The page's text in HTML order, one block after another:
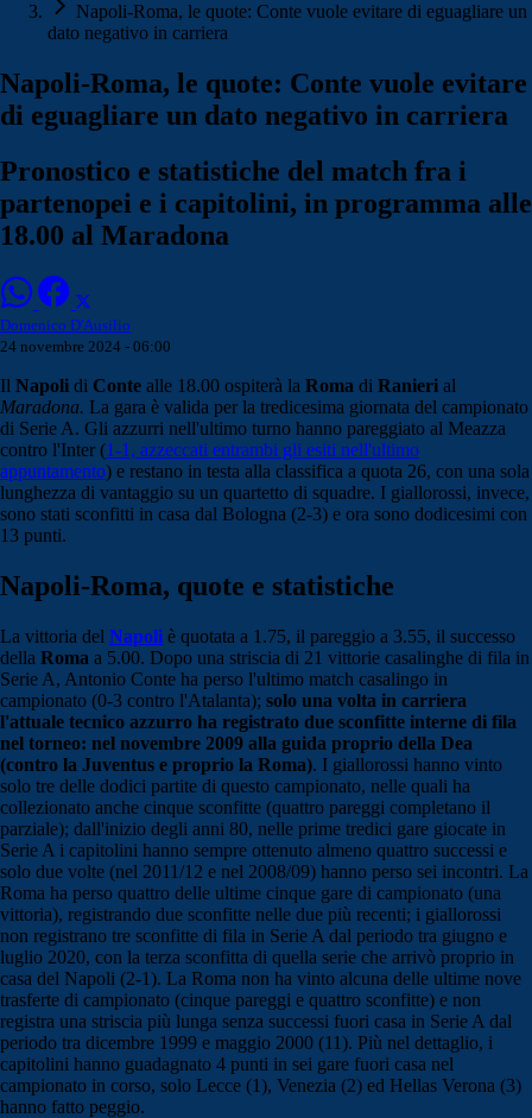
Napoli-Roma, le quote: Conte vuole evitare di eguagliare un
dato negativo in carriera
Napoli-Roma, le quote: Conte vuole evitare
di eguagliare un dato negativo in carriera
Pronostico e statistiche del match fra i
partenopei e i capitolini, in programma alle
18.00 al Maradona
Domenico D'Ausilio
24 novembre 2024 - 06:00
Il Napoli di Conte alle 18.00 ospiterà la Roma di Ranieri al
Maradona. La gara è valida per la tredicesima giornata del campionato
di Serie A. Gli azzurri nell'ultimo turno hanno pareggiato al Meazza
contro l'Inter (1-1, azzeccati entrambi gli esiti nell'ultimo
appuntamento) e restano in testa alla classifica a quota 26, con una sola
lunghezza di vantaggio su un quartetto di squadre. I giallorossi, invece,
sono stati sconfitti in casa dal Bologna (2-3) e ora sono dodicesimi con
13 punti.
Napoli-Roma, quote e statistiche
La vittoria del Napoli è quotata a 1.75, il pareggio a 3.55, il successo
della Roma a 5.00. Dopo una striscia di 21 vittorie casalinghe di fila in
Serie A, Antonio Conte ha perso l'ultimo match casalingo in
campionato (0-3 contro l'Atalanta); solo una volta in carriera
l'attuale tecnico azzurro ha registrato due sconfitte interne di fila
nel torneo: nel novembre 2009 alla guida proprio della Dea
(contro la Juventus e proprio la Roma). I giallorossi hanno vinto
solo tre delle dodici partite di questo campionato, nelle quali ha
collezionato anche cinque sconfitte (quattro pareggi completano il
parziale); dall'inizio degli anni 80, nelle prime tredici gare giocate in
Serie A i capitolini hanno sempre ottenuto almeno quattro successi e
solo due volte (nel 2011/12 e nel 2008/09) hanno perso sei incontri. La
Roma ha perso quattro delle ultime cinque gare di campionato (una
vittoria), registrando due sconfitte nelle due più recenti; i giallorossi
non registrano tre sconfitte di fila in Serie A dal periodo tra giugno e
luglio 2020, con la terza sconfitta di quella serie che arrivò proprio in
casa del Napoli (2-1). La Roma non ha vinto alcuna delle ultime nove
trasferte di campionato (cinque pareggi e quattro sconfitte) e non
registra una striscia più lunga senza successi fuori casa in Serie A dal
periodo tra dicembre 1999 e maggio 2000 (11). Più nel dettaglio, i
capitolini hanno guadagnato 4 punti in sei gare fuori casa nel
campionato in corso, solo Lecce (1), Venezia (2) ed Hellas Verona (3)
hanno fatto peggio.